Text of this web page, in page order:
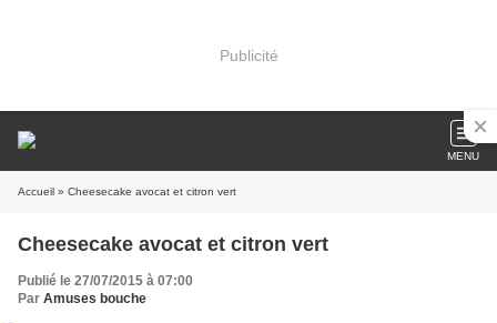
Publicité
MENU
Accueil » Cheesecake avocat et citron vert
Cheesecake avocat et citron vert
Publié le 27/07/2015 à 07:00
Par Amuses bouche